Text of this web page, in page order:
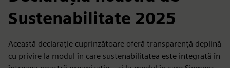
Sustenabilitate 2025
Această declarație cuprinzătoare oferă transparență deplină
cu privire la modul în care sustenabilitatea este integrată în